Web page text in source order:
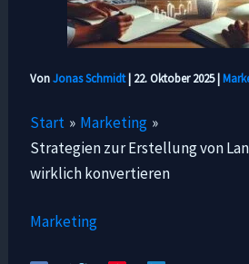
VonJonas Schmidt| 22. Oktober 2025|
Start
Marketing
Strategien zur Erstellung von
wirklich konvertieren
Marketing